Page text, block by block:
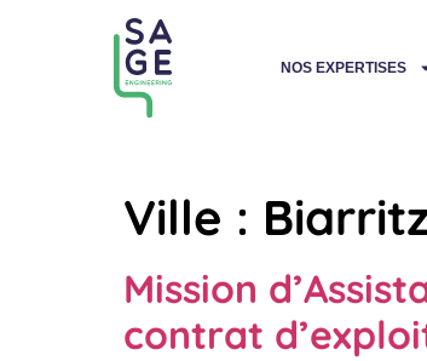
NOS EXPERTISES
Ville :
Mission
contrat